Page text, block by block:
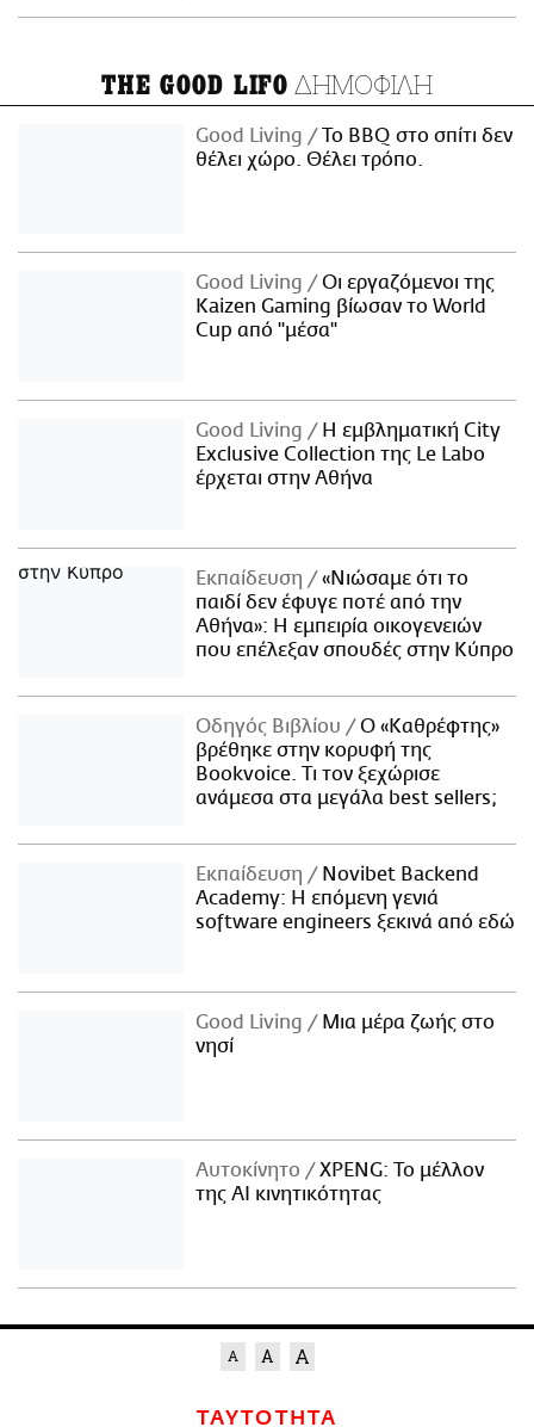
THE GOOD LIFO ΔΗΜΟΦΙΛΗ
Good Living
Το BBQ στο σπίτι δεν
θέλει χώρο. Θέλει τρόπο.
Good Living
Οι εργαζόμενοι της
Kaizen Gaming βίωσαν το World
Cup από "μέσα"
Good Living
Η εμβληματική City
Exclusive Collection της Le Labo
έρχεται στην Αθήνα
Εκπαίδευση
«Νιώσαμε ότι το
παιδί δεν έφυγε ποτέ από την
Αθήνα»: Η εμπειρία οικογενειών
που επέλεξαν σπουδές στην Κύπρο
Οδηγός Βιβλίου
Ο «Καθρέφτης»
βρέθηκε στην κορυφή της
Bookvoice. Τι τον ξεχώρισε
ανάμεσα στα μεγάλα best sellers;
Εκπαίδευση
Novibet Backend
Academy: Η επόμενη γενιά
software engineers ξεκινά από εδώ
Good Living
Μια μέρα ζωής στο
νησί
Αυτοκίνητο
XPENG: Το μέλλον
της AI κινητικότητας
ΤΑΥΤΟΤΗΤΑ